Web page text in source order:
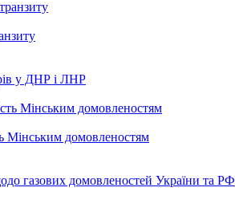
у ДНР і ЛНР
Мінським домовленостям
газових домовленостей України та РФ